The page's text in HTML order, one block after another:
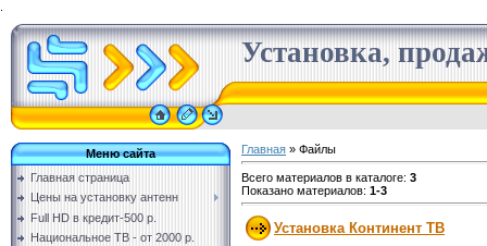
Установка,
Меню сайта
Главная страница
Цены на установку антенн
Full HD в кредит-500 р.
Национальное ТВ - от 2000 р.
Главная » Файлы
Всего материалов в каталоге: 3
Показано материалов: 1-3
Установка Континент ТВ